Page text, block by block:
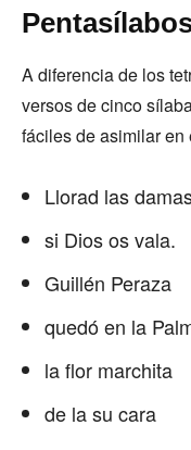
A diferencia de los
versos de cinco
fáciles de asimilar
Llorad las
si Dios os vala.
Guillén Peraza
quedó en la
la flor marchita
de la su cara